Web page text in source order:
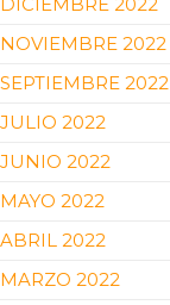
DICIEMBRE 2022
NOVIEMBRE 2022
SEPTIEMBRE 2022
JULIO 2022
JUNIO 2022
MAYO 2022
ABRIL 2022
MARZO 2022